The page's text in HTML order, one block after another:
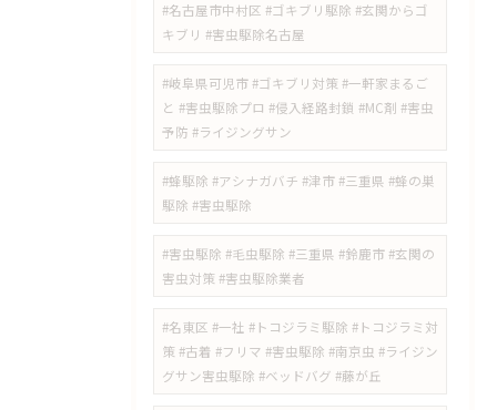
#名古屋市中村区 #ゴキブリ駆除 #玄関からゴ
キブリ #害虫駆除名古屋
#岐阜県可児市 #ゴキブリ対策 #一軒家まるご
と #害虫駆除プロ #侵入経路封鎖 #MC剤 #害虫
予防 #ライジングサン
#蜂駆除 #アシナガバチ #津市 #三重県 #蜂の巣
駆除 #害虫駆除
#害虫駆除 #毛虫駆除 #三重県 #鈴鹿市 #玄関の
害虫対策 #害虫駆除業者
#名東区 #一社 #トコジラミ駆除 #トコジラミ対
策 #古着 #フリマ #害虫駆除 #南京虫 #ライジン
グサン害虫駆除 #ベッドバグ #藤が丘